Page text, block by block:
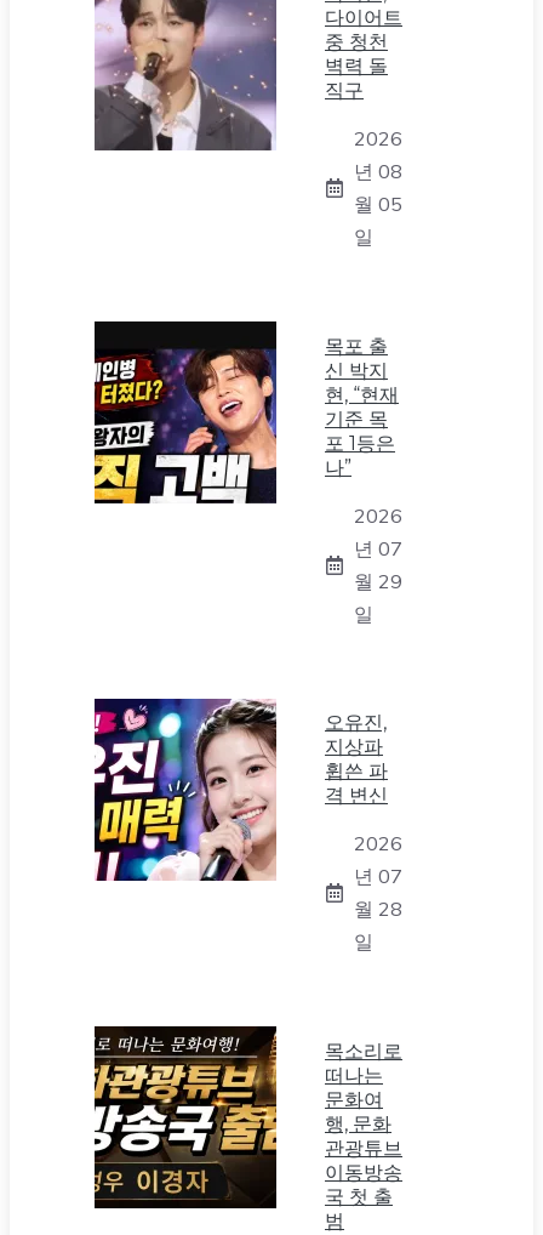
다이어트
중 청천
벽력 돌
직구
2026
년 08
월 05
일
목포 출
신 박지
현, “현재
기준 목
포 1등은
나”
2026
년 07
월 29
일
오유진,
지상파
휩쓴 파
격 변신
2026
년 07
월 28
일
목소리로
떠나는
문화여
행, 문화
관광튜브
이동방송
국 첫 출
범